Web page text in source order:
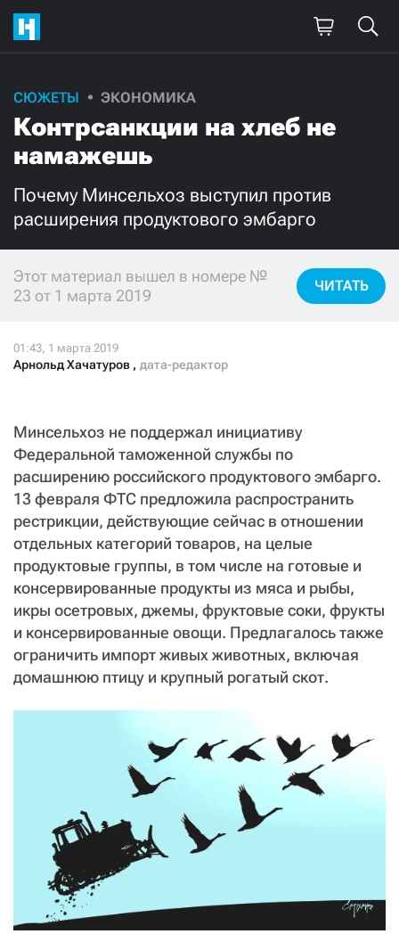
СЮЖЕТЫ ЭКОНОМИКА
Контрсанкции на хлеб не
намажешь
Почему Минсельхоз выступил против
расширения продуктового эмбарго
Этот материал вышел в номере №
23 от 1 марта 2019
ЧИТАТЬ
Арнольд Хачатуров , дата-редактор
Минсельхоз не поддержал инициативу
Федеральной таможенной службы по
расширению российского продуктового эмбарго.
13 февраля ФТС предложила распространить
рестрикции, действующие сейчас в отношении
отдельных категорий товаров, на целые
продуктовые группы, в том числе на готовые и
консервированные продукты из мяса и рыбы,
икры осетровых, джемы, фруктовые соки, фрукты
и консервированные овощи. Предлагалось также
ограничить импорт живых животных, включая
домашнюю птицу и крупный рогатый скот.
Поддержите
нашу работу!
Ежемесячно
3000 1000
500
Нажимая кнопку «Стать соучастником»,
ПОДЕЛИТЬСЯ С ДРУЗЬЯМИ
Если у вас есть вопросы, пишите donate@novayagazeta.ruили
звоните:
+7 (929) 612-03-68